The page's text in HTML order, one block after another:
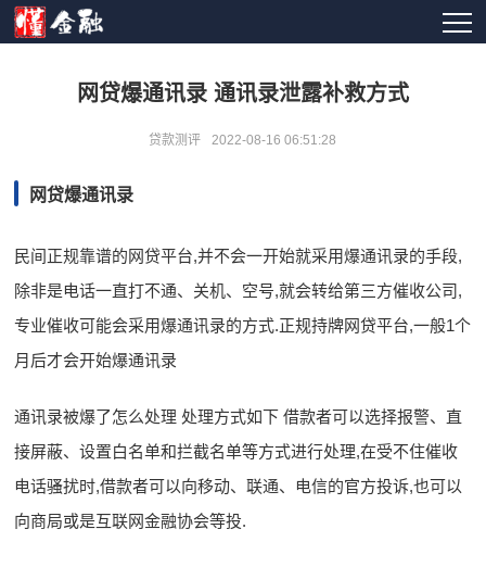
网贷爆通讯录 通讯录泄露补救方式
贷款测评 2022-08-16 06:51:28
网贷爆通讯录
民间正规靠谱的网贷平台,并不会一开始就采用爆通讯录的手段,
除非是电话一直打不通、关机、空号,就会转给第三方催收公司,
专业催收可能会采用爆通讯录的方式.正规持牌网贷平台,一般1个
月后才会开始爆通讯录
通讯录被爆了怎么处理 处理方式如下 借款者可以选择报警、直
接屏蔽、设置白名单和拦截名单等方式进行处理,在受不住催收
电话骚扰时,借款者可以向移动、联通、电信的官方投诉,也可以
向商局或是互联网金融协会等投.